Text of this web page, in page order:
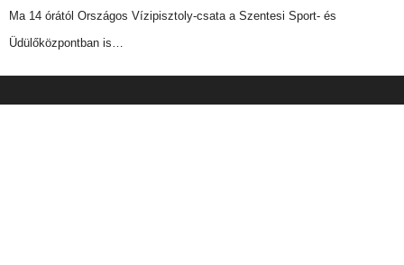
Ma 14 órától Országos Vízipisztoly-csata a Szentesi Sport- és
Üdülőközpontban is…